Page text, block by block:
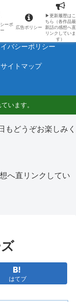
日更新しています。
プロフィール
バシーポリシー
サイトマップ
います。
もどうぞお楽しみく
へ直リンクしてい
はてブ
ーポ
広告ポリシー
▶更新履歴はこ
ちら（各作品最
新話の感想へ直
リンクしていま
す）